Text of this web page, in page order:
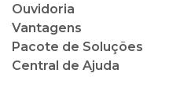
Ouvidoria
Vantagens
Pacote de Soluções
Central de Ajuda